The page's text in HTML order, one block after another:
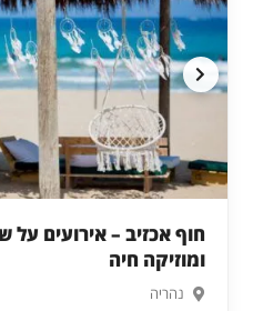
חוף אכזיב – אירועים
ומוזיקה חיה
נהריה